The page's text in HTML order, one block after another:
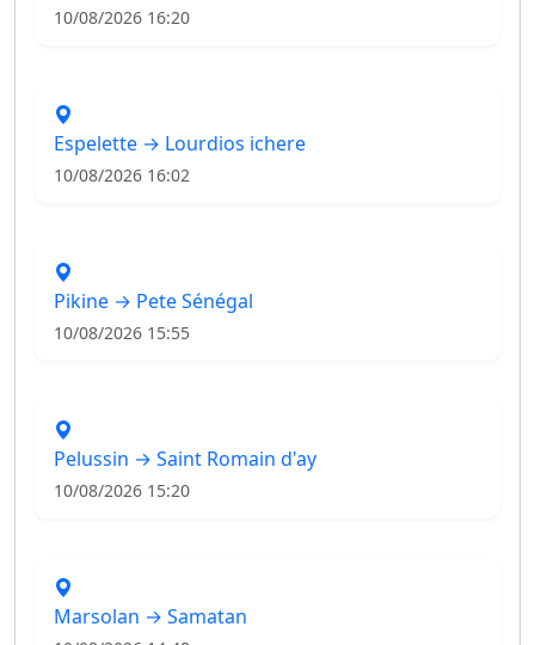
10/08/2026 16:20
Espelette → Lourdios ichere
10/08/2026 16:02
Pikine → Pete Sénégal
10/08/2026 15:55
Pelussin → Saint Romain d'ay
10/08/2026 15:20
Marsolan → Samatan